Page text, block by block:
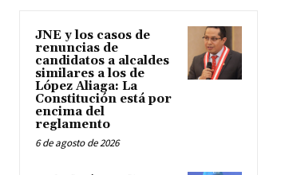
JNE y los casos de
renuncias de
candidatos a alcaldes
similares a los de
López Aliaga: La
Constitución está por
encima del
reglamento
6 de agosto de 2026